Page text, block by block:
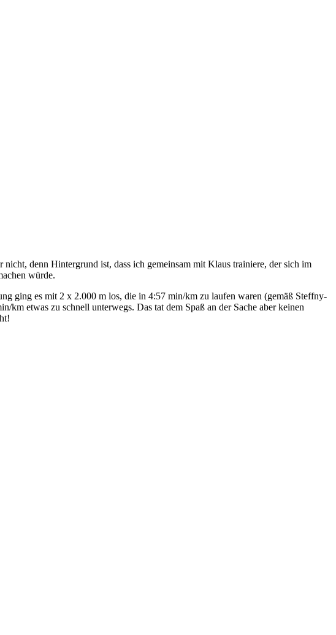
denn Hintergrund ist, dass ich gemeinsam mit Klaus trainiere, der sich im
würde.
ging es mit 2 x 2.000 m los, die in 4:57 min/km zu laufen waren (gemäß Steffny-
etwas zu schnell unterwegs. Das tat dem Spaß an der Sache aber keinen